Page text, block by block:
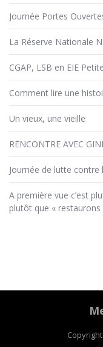
Journée Portes
La Réserve Nationale
CGAP, LSB en EIE
Comment lire une
Un vieux, une vieille
RENCONTRE AVEC
Journée de lutte
A première vue c’est
plutôt que « restaurons